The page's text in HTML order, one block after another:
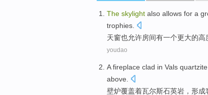
The skylight also allows for a
trophies
天窗也允许房间有一个更大的高
youdao
A fireplace clad in Vals quartzite
above
壁炉覆盖着瓦尔斯石英岩， 形成